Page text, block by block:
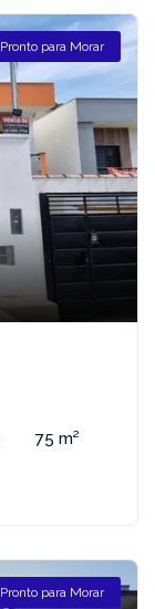
Pronto para Morar
75 m²
Pronto para Morar